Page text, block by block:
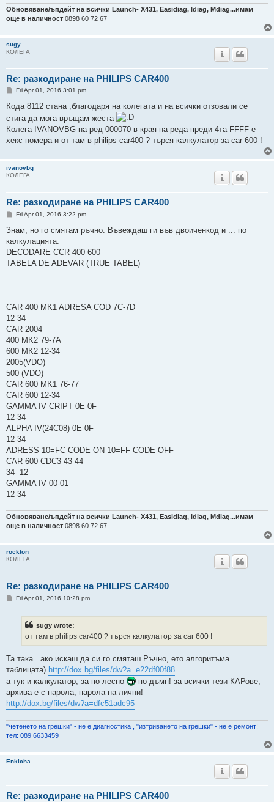
Обновяване/ъпдейт на всички Launch- Х431, Easidiag, Idiag, Mdiag...имам
още в наличност 0898 60 72 67
sugy
КОЛЕГА
Re: разкодиране на PHILIPS CAR400
P
s
Fri Apr 01, 2016 3:01 pm
Кода 8112 стана ,благодаря на колегата и на всички отзовали се
стига да мога връщам жеста
Колега IVANOVBG на ред 000070 в края на реда преди 4та FFFF е
хекс номера и от там в philips car400 ? търся калкулатор за car 600 !
ivanovbg
КОЛЕГА
Re: разкодиране на PHILIPS CAR400
P
s
Fri Apr 01, 2016 3:22 pm
Знам, но го смятам ръчно. Въвеждаш ги във двоиченкод и ... по
калкулацията.
DECODARE CCR 400 600
TABELA DE ADEVAR (TRUE TABEL)
CAR 400 MK1 ADRESA COD 7C-7D
12 34
CAR 2004
400 MK2 79-7A
600 MK2 12-34
2005(VDO)
500 (VDO)
CAR 600 MK1 76-77
CAR 600 12-34
GAMMA IV CRIPT 0E-0F
12-34
ALPHA IV(24C08) 0E-0F
12-34
ADRESS 10=FC CODE ON 10=FF CODE OFF
CAR 600 CDC3 43 44
34- 12
GAMMA IV 00-01
12-34
Обновяване/ъпдейт на всички Launch- Х431, Easidiag, Idiag, Mdiag...имам
още в наличност 0898 60 72 67
rockton
КОЛЕГА
Re: разкодиране на PHILIPS CAR400
PFri Apr 01, 2016 10:28 pm
sugy wrote:
от там в philips car400 ? търся калкулатор за car 600 !
Та така...ако искаш да си го смяташ Ръчно, ето алгоритъма
таблицата) http://dox.bg/files/dw?a=e22df00f88
а тук и калкулатор, за по лесно
по дъмп! за всички тези КАРове,
архива е с парола, парола на лични!
http://dox.bg/files/dw?a=dfc51adc95
"четенето на грешки" - не е диагностика , "изтриването на грешки" - не е ремонт!
тел: 089 6633459
Enkicha
Re: разкодиране на PHILIPS CAR400